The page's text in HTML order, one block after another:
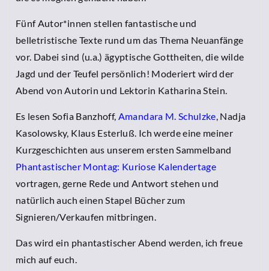
Fünf Autor*innen stellen fantastische und
belletristische Texte rund um das Thema Neuanfänge
vor. Dabei sind (u.a.) ägyptische Gottheiten, die wilde
Jagd und der Teufel persönlich! Moderiert wird der
Abend von Autorin und Lektorin Katharina Stein.
Es lesen Sofia Banzhoff, Amandara M. Schulzke, Nadja
Kasolowsky, Klaus Esterluß. Ich werde eine meiner
Kurzgeschichten aus unserem ersten Sammelband
Phantastischer Montag: Kuriose Kalendertage
vortragen, gerne Rede und Antwort stehen und
natürlich auch einen Stapel Bücher zum
Signieren/Verkaufen mitbringen.
Das wird ein phantastischer Abend werden, ich freue
mich auf euch.